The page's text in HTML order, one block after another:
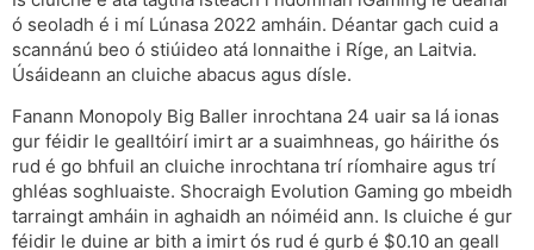
ó seoladh é i mí Lúnasa 2022 amháin. Déantar gach cuid a
scannánú beo ó stiúideo atá lonnaithe i Ríge, an Laitvia.
Úsáideann an cluiche abacus agus dísle.
Fanann Monopoly Big Baller inrochtana 24 uair sa lá ionas
gur féidir le gealltóirí imirt ar a suaimhneas, go háirithe ós
rud é go bhfuil an cluiche inrochtana trí ríomhaire agus trí
ghléas soghluaiste. Shocraigh Evolution Gaming go mbeidh
tarraingt amháin in aghaidh an nóiméid ann. Is cluiche é gur
féidir le duine ar bith a imirt ós rud é gurb é $0.10 an geall